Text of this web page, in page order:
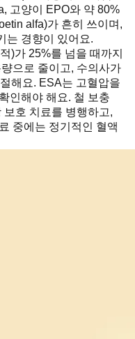
고양이 EPO와 약 80%
alfa)가 흔히 쓰이며,
는 경향이 있어요.
)가 25%를 넘을 때까지
으로 줄이고, 수의사가
해요. ESA는 고혈압을
인해야 해요. 철 보충
호 치료를 병행하고,
중에는 정기적인 혈액